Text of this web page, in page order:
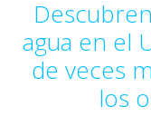
agua en el
de veces
los